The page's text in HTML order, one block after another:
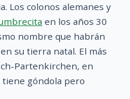
Los colonos alemanes y
en los años 30
nombre que habrán
su tierra natal. El más
Partenkirchen, en
tiene góndola pero